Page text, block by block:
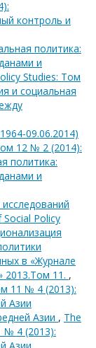
контроль и
политика:
и
Studies: Том
и социальная
09.06.2014)
12 № 2 (2014):
политика:
и
Social Policy
в «Журнале
2013.Том 11. ,
11 № 4 (2013):
Азии
Азии , The
№ 4 (2013):